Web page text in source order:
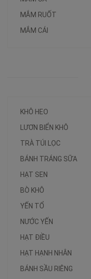
MẮM RUỐT
MẮM CÁI
KHÔ HEO
LƯƠN BIỂN KHÔ
TRÀ TÚI LỌC
BÁNH TRÁNG SỮA
HẠT SEN
BÒ KHÔ
YẾN TỔ
NƯỚC YẾN
HẠT ĐIỀU
HẠT HẠNH NHÂN
BÁNH SẦU RIÊNG